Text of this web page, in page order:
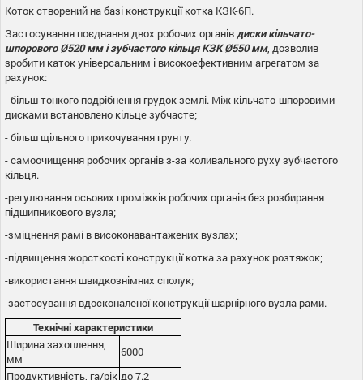
Коток створений на базі конструкції котка КЗК-6П.
Застосування поєднання двох робочих органівдиски кільчато-
шпорового Ø520 мм і зубчастого кільця КЗК Ø550 мм, дозволив
зробити каток універсальним і високоефективним агрегатом за
рахунок:
- більш тонкого подрібнення грудок землі. Між кільчато-шпоровими
дисками встановлено кільце зубчасте;
- більш щільного прикочування грунту.
- самоочищення робочих органів з-за коливального руху зубчастого
кільця.
-регулювання осьових проміжків робочих органів без розбирання
підшипникового вузла;
-зміцнення рамі в високонавантажених вузлах;
-підвищення жорсткості конструкції котка за рахунок розтяжок;
-використання швидкознімних сполук;
-застосування вдосконаленої конструкції шарнірного вузла рами.
Технічні характеристики
Ширина захоплення,
мм
6000
Продуктивність, га/рік до 7.2